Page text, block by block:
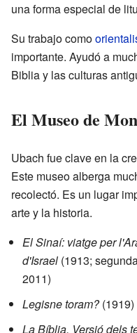
una forma especial de
Su trabajo como
importante. Ayudó a
Biblia y las culturas
El Museo de
Ubach fue clave en la
Este museo alberga
recolectó. Es un lugar
arte y la historia.
El Sinaí: viatge per
d'Israel (1913;
2011)
Legisne toram?(1919)
La Bíblia. Versió dels